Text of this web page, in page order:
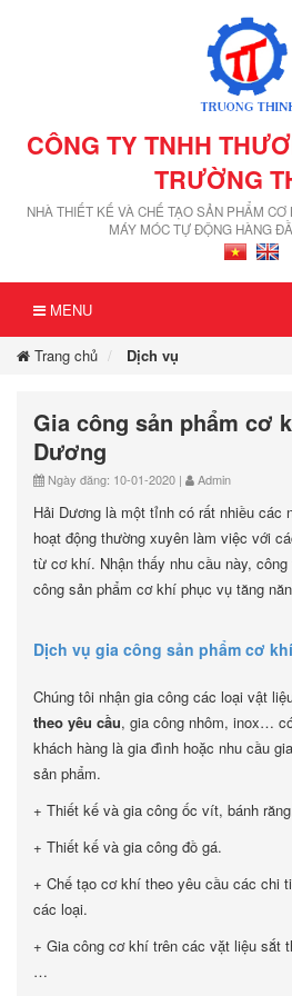
CÔNG TY TNHH
TRƯỜNG
NHÀ THIẾT KẾ VÀ CHẾ TẠO SẢN PHẨM
MÁY MÓC TỰ ĐỘNG HÀNG
MENU
Trang chủ Dịch vụ
Gia công sản phẩm cơ
Dương
Ngày đăng: 10-01-2020 | Admin
Hải Dương là một tỉnh có rất nhiều các
hoạt động thường xuyên làm việc với
từ cơ khí. Nhận thấy nhu cầu này,
công sản phẩm cơ khí phục vụ tăng
Dịch vụ gia công sản phẩm cơ
Chúng tôi nhận gia công các loại vật
theo yêu cầu, gia công nhôm, inox…
khách hàng là gia đình hoặc nhu cầu
sản phẩm.
+ Thiết kế và gia công ốc vít, bánh
+ Thiết kế và gia công đồ gá.
+ Chế tạo cơ khí theo yêu cầu các chi
các loại.
+ Gia công cơ khí trên các vặt liệu sắt
…